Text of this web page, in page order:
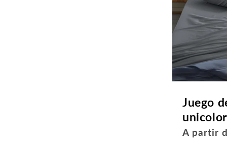
Juego
Precio
A partir